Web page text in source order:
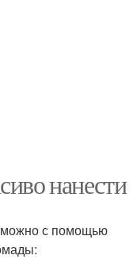
нанести
можно с помощью